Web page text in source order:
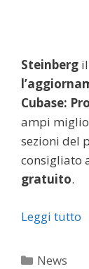
Steinberg
Cubase:
ampi
sezioni del
consigliato
gratuito.
Leggi tutto
Categorie
News